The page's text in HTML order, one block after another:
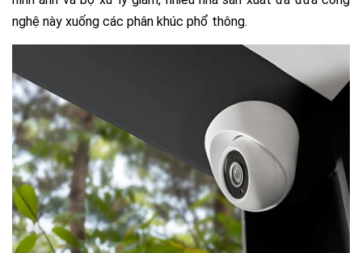
nghệ này xuống các phân khúc phổ thông.